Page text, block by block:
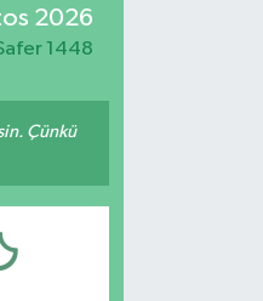
2026
1448
Çünkü